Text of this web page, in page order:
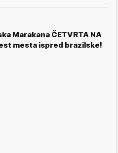
Marakana ČETVRTA NA
mesta ispred brazilske!